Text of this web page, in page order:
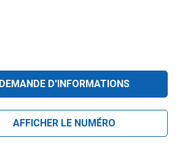
DEMANDE D'INFORMATIONS
AFFICHER LE NUMÉRO